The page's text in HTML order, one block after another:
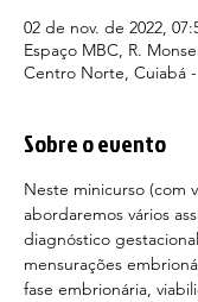
02 de nov. de 2022,
Espaço MBC, R.
Centro Norte, Cuiabá -
Sobre o evento
Neste minicurso (com
abordaremos vários
diagnóstico
mensurações
fase embrionária,